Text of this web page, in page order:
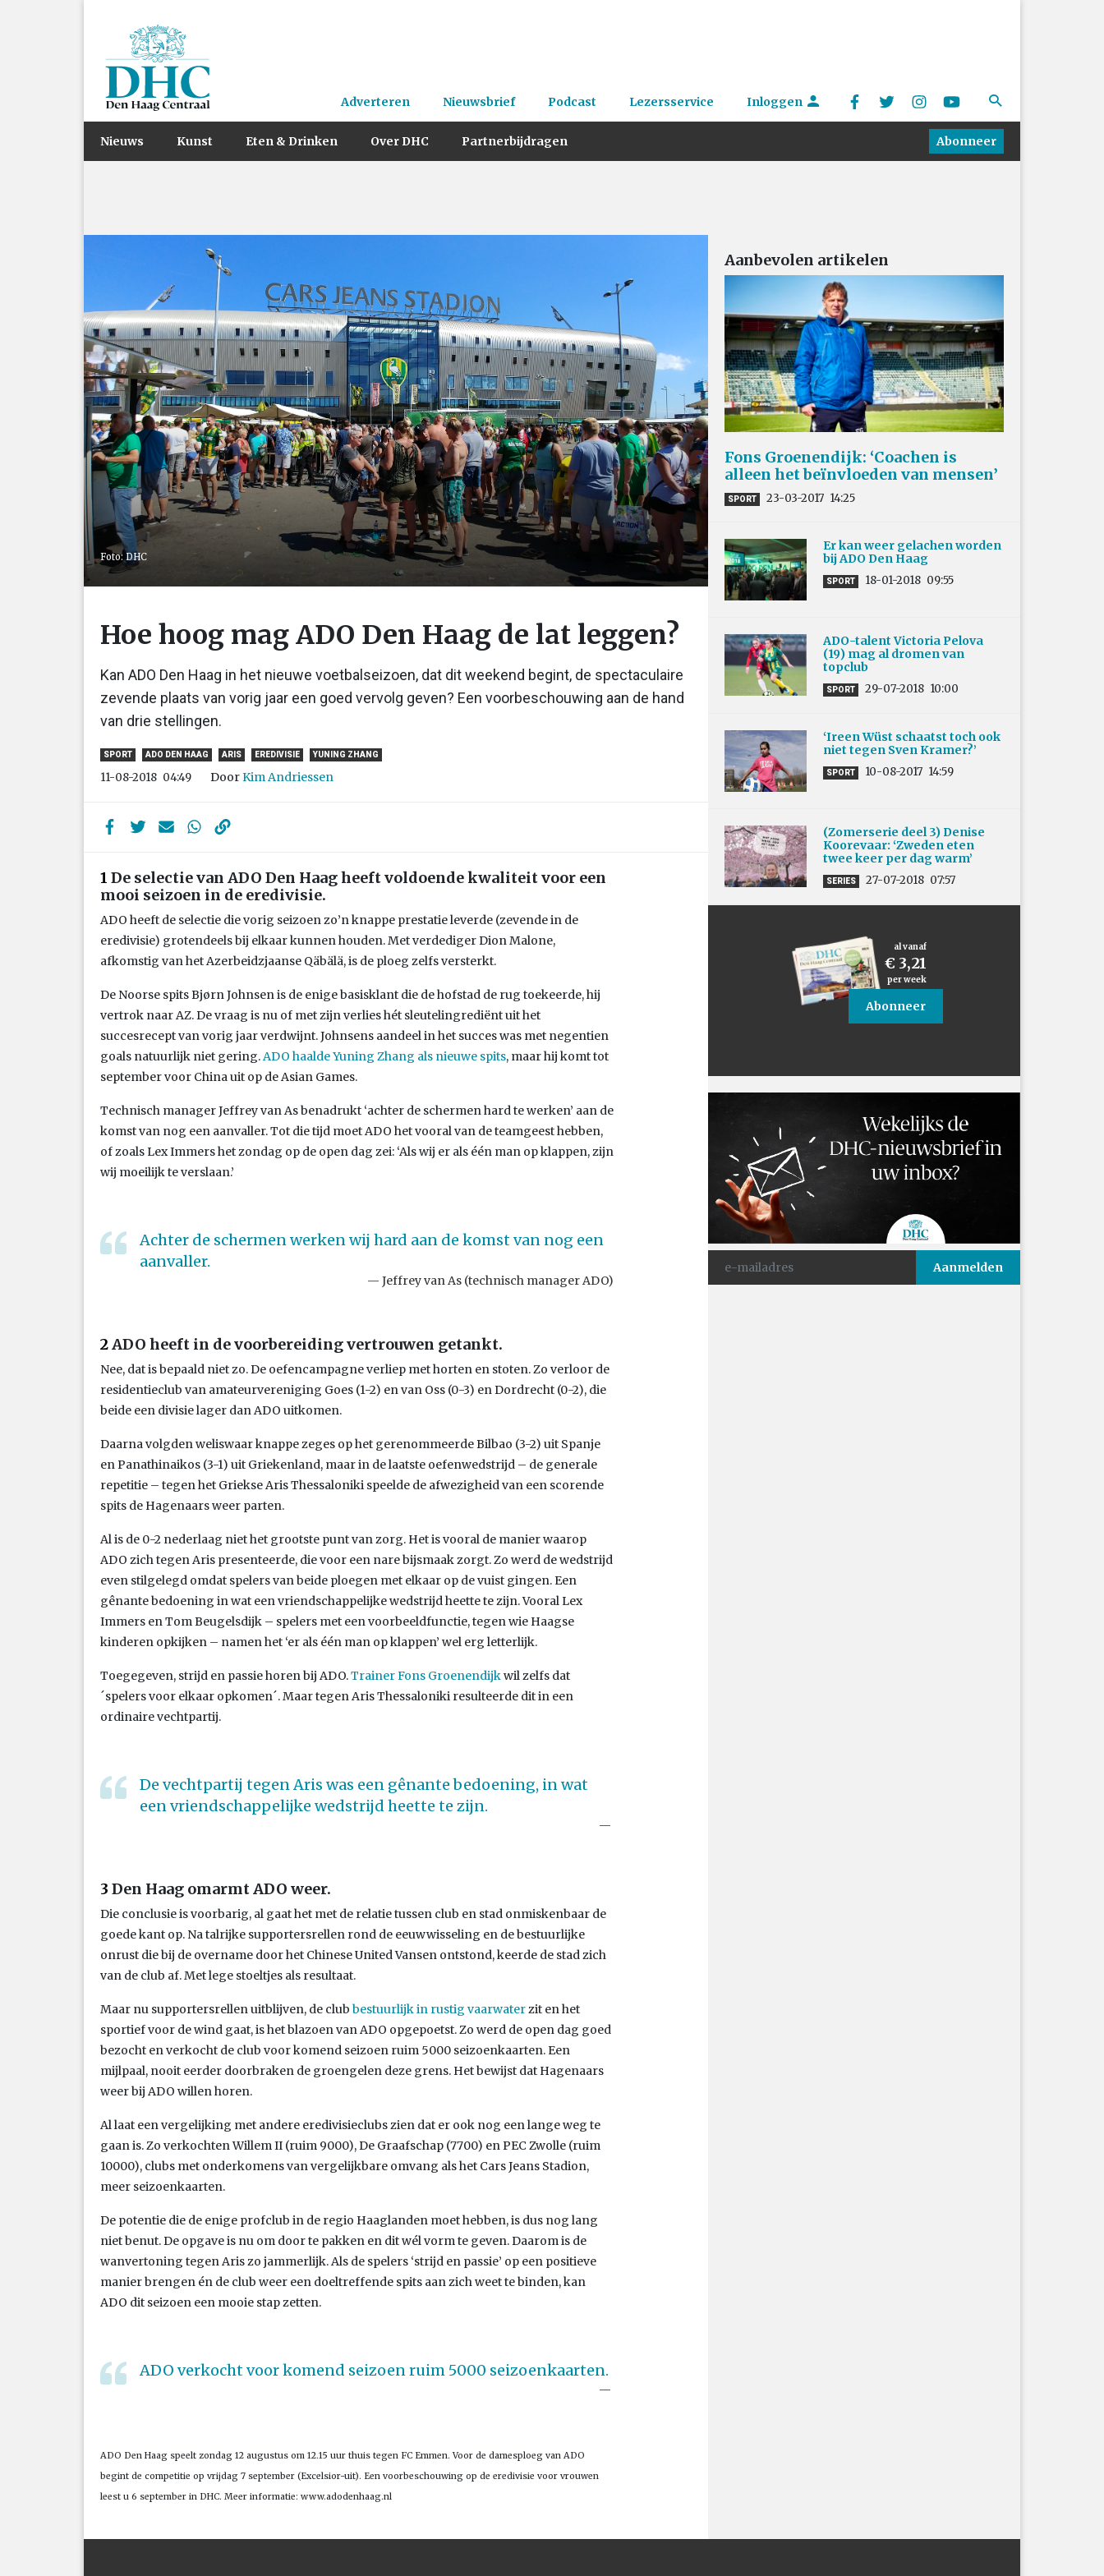
Adverteren Nieuwsbrief Podcast Lezersservice Inloggen
Nieuws Kunst Eten & Drinken Over DHC Partnerbijdragen Abonneer
Foto: DHC
Hoe hoog mag ADO Den Haag de lat leggen?
Kan ADO Den Haag in het nieuwe voetbalseizoen, dat dit weekend begint, de spectaculaire
zevende plaats van vorig jaar een goed vervolg geven? Een voorbeschouwing aan de hand
van drie stellingen.
SPORT ADO DEN HAAG ARIS EREDIVISIE YUNING ZHANG
11-08-2018 04:49 DoorKim Andriessen
1 De selectie van ADO Den Haag heeft voldoende kwaliteit voor een
mooi seizoen in de eredivisie.
ADO heeft de selectie die vorig seizoen zo’n knappe prestatie leverde (zevende in de
eredivisie) grotendeels bij elkaar kunnen houden. Met verdediger Dion Malone,
afkomstig van het Azerbeidzjaanse Qäbälä, is de ploeg zelfs versterkt.
De Noorse spits Bjørn Johnsen is de enige basisklant die de hofstad de rug toekeerde, hij
vertrok naar AZ. De vraag is nu of met zijn verlies hét sleutelingrediënt uit het
succesrecept van vorig jaar verdwijnt. Johnsens aandeel in het succes was met negentien
goals natuurlijk niet gering. ADO haalde Yuning Zhang als nieuwe spits, maar hij komt tot
september voor China uit op de Asian Games.
Technisch manager Jeffrey van As benadrukt ‘achter de schermen hard te werken’ aan de
komst van nog een aanvaller. Tot die tijd moet ADO het vooral van de teamgeest hebben,
of zoals Lex Immers het zondag op de open dag zei: ‘Als wij er als één man op klappen, zijn
wij moeilijk te verslaan.’
Achter de schermen werken wij hard aan de komst van nog een
aanvaller.
Jeffrey van As (technisch manager ADO)
2ADO heeft in de voorbereiding vertrouwen getankt.
Nee, dat is bepaald niet zo. De oefencampagne verliep met horten en stoten. Zo verloor de
residentieclub van amateurvereniging Goes (1-2) en van Oss (0-3) en Dordrecht (0-2), die
beide een divisie lager dan ADO uitkomen.
Daarna volgden weliswaar knappe zeges op het gerenommeerde Bilbao (3-2) uit Spanje
en Panathinaikos (3-1) uit Griekenland, maar in de laatste oefenwedstrijd – de generale
repetitie – tegen het Griekse Aris Thessaloniki speelde de afwezigheid van een scorende
spits de Hagenaars weer parten.
Al is de 0-2 nederlaag niet het grootste punt van zorg. Het is vooral de manier waarop
ADO zich tegen Aris presenteerde, die voor een nare bijsmaak zorgt. Zo werd de wedstrijd
even stilgelegd omdat spelers van beide ploegen met elkaar op de vuist gingen. Een
gênante bedoening in wat een vriendschappelijke wedstrijd heette te zijn. Vooral Lex
Immers en Tom Beugelsdijk – spelers met een voorbeeldfunctie, tegen wie Haagse
kinderen opkijken – namen het ‘er als één man op klappen’ wel erg letterlijk.
Toegegeven, strijd en passie horen bij ADO.Trainer Fons Groenendijkwil zelfs dat
´spelers voor elkaar opkomen´. Maar tegen Aris Thessaloniki resulteerde dit in een
ordinaire vechtpartij.
De vechtpartij tegen Aris was een gênante bedoening, in wat
een vriendschappelijke wedstrijd heette te zijn.
3 Den Haag omarmt ADO weer.
Die conclusie is voorbarig, al gaat het met de relatie tussen club en stad onmiskenbaar de
goede kant op. Na talrijke supportersrellen rond de eeuwwisseling en de bestuurlijke
onrust die bij de overname door het Chinese United Vansen ontstond, keerde de stad zich
van de club af. Met lege stoeltjes als resultaat.
Maar nu supportersrellen uitblijven, de club bestuurlijk in rustig vaarwater zit en het
sportief voor de wind gaat, is het blazoen van ADO opgepoetst. Zo werd de open dag goed
bezocht en verkocht de club voor komend seizoen ruim 5000 seizoenkaarten. Een
mijlpaal, nooit eerder doorbraken de groengelen deze grens. Het bewijst dat Hagenaars
weer bij ADO willen horen.
Al laat een vergelijking met andere eredivisieclubs zien dat er ook nog een lange weg te
gaan is. Zo verkochten Willem II (ruim 9000), De Graafschap (7700) en PEC Zwolle (ruim
10000), clubs met onderkomens van vergelijkbare omvang als het Cars Jeans Stadion,
meer seizoenkaarten.
De potentie die de enige profclub in de regio Haaglanden moet hebben, is dus nog lang
niet benut. De opgave is nu om door te pakken en dit wél vorm te geven. Daarom is de
wanvertoning tegen Aris zo jammerlijk. Als de spelers ‘strijd en passie’ op een positieve
manier brengen én de club weer een doeltreffende spits aan zich weet te binden, kan
ADO dit seizoen een mooie stap zetten.
ADO verkocht voor komend seizoen ruim 5000 seizoenkaarten.
ADO Den Haag speelt zondag 12 augustus om 12.15 uur thuis tegen FC Emmen. Voor de damesploeg van ADO
begint de competitie op vrijdag 7 september (Excelsior-uit). Een voorbeschouwing op de eredivisie voor vrouwen
leest u 6 september in DHC. Meer informatie: www.adodenhaag.nl
Aanbevolen artikelen
Fons Groenendijk: ‘Coachen is
alleen het beïnvloeden van mensen’
SPORT 23-03-2017 14:25
Er kan weer gelachen worden
bij ADO Den Haag
SPORT 18-01-2018 09:55
ADO-talent Victoria Pelova
(19) mag al dromen van
topclub
SPORT 29-07-2018 10:00
‘Ireen Wüst schaatst toch ook
niet tegen Sven Kramer?’
SPORT 10-08-2017 14:59
(Zomerserie deel 3) Denise
Koorevaar: ‘Zweden eten
twee keer per dag warm’
SERIES 27-07-2018 07:57
al vanaf
€ 3,21
per week
Abonneer